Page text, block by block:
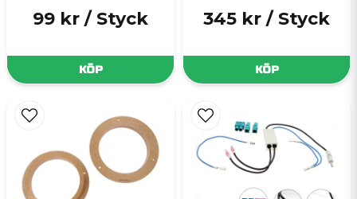
99 kr / Styck
KÖP
345 kr / Styck
KÖP